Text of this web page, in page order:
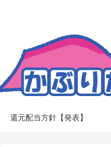
還元配当方針【発表】